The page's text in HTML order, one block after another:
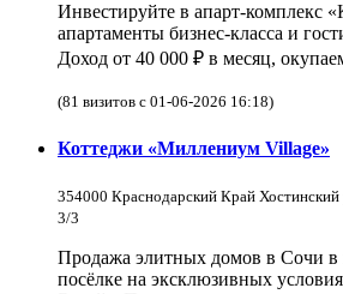
Инвестируйте в апарт-комплекс
апартаменты бизнес-класса и
Доход от 40 000 ₽ в месяц,
(81 визитов с 01-06-2026 16:18)
Коттеджи «Миллениум Village»
354000 Краснодарский Край Хостинский
3/3
Продажа элитных домов в Сочи в
посёлке на эксклюзивных